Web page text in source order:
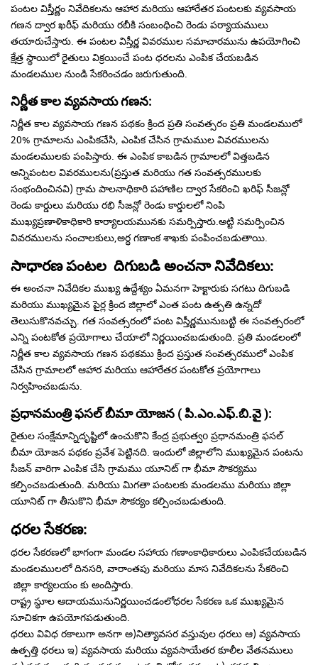
పంటల విస్తీర్ణం నివేదికలను ఆహార మరియు ఆహారేతర పంటలకు వ్యవసాయ
గణన ద్వార ఖరీఫ్ మరియు రబీకి సంబంధించి రెండు పర్యాయములు
తయారుచేస్తారు. ఈ పంటల విస్తీర్ణ వివరముల సమాచారమును ఉపయోగించి
క్షేత్ర స్థాయిలో రైతులు విక్రయించే పంట ధరలను ఎంపిక చేయబడిన
మండలముల నుండి సేకరించడం జరుగుతుంది.
నిర్ణీత కాల వ్యవసాయ గణన:
నిర్ణీత కాల వ్యవసాయ గణన పథకం క్రింద ప్రతి సంవత్సరం ప్రతి మండలములో
20% గ్రామాలను ఎంపికచేసి, ఎంపిక చేసిన గ్రామముల వివరములను
మండలములకు పంపిస్తారు. ఈ ఎంపిక కాబడిన గ్రామాలలో విత్తబడిన
అన్నిపంటల వివరములను(ప్రస్తుత మరియు గత సంవత్సరములకు
సంభందించినవి) గ్రామ పాలనాధికారి పహాణిల ద్వార సేకరించి ఖరిఫ్ సీజన్లో
రెండు కార్డులు మరియు రభి సీజన్లో రెండు కార్డులలో నింపి
ముఖ్యప్రణాళికాధికారి కార్యాలయమునకు సమర్పిస్తారు.అట్టి సమర్పించిన
వివరములను సంచాలకులు,అర్ధ గణాంక శాఖకు పంపించబడుతాయి.
సాధారణ పంటల దిగుబడి అంచనా నివేదికలు:
ఈ అంచనా నివేదికల ముఖ్య ఉద్దేశ్యం ఏమనగా హెక్టారుకు సగటు దిగుబడి
మరియు ముఖ్యమైన పైర్ల క్రింద జిల్లాలో ఎంత పంట ఉత్పతి ఉన్నదో
తెలుసుకొనవచ్చు. గత సంవత్సరంలో పంట విస్తీర్ణమునుబట్టి ఈ సంవత్సరంలో
ఎన్ని పంటకోత ప్రయోగాలు చేయాలో నిర్ణయించబడుతుంది. ప్రతి మండలంలో
నిర్ణీత కాల వ్యవసాయ గణన పథకము క్రింద ప్రస్తుత సంవత్సరములో ఎంపిక
చేసిన గ్రామాలలో ఆహార మరియు ఆహారేతర పంటకోత ప్రయోగాలు
నిర్వహించబడును.
ప్రధానమంత్రి ఫసల్ బీమా యోజన ( పి.ఎం.ఎఫ్.బి.వై ):
రైతుల సంక్షేమాన్నిదృష్టిలో ఉంచుకొని కేంద్ర ప్రభుత్వo ప్రధానమంత్రి ఫసల్
బీమా యోజన పథకం ప్రవేశ పెట్టినది. ఇందులో జిల్లాలోని ముఖ్యమైన పంటను
సీజన్ వారిగా ఎంపిక చేసి గ్రామము యూనిట్ గా భీమా సౌకర్యము
కల్పించబడుతుంది. మరియు మిగతా పంటలకు మండలము మరియు జిల్లా
యూనిట్ గా తీసుకొని భీమా సౌకర్యం కల్పించబడుతుంది.
ధరల సేకరణ:
ధరల సేకరణలో భాగంగా మండల సహాయ గణాంకాధికారులు ఎంపికచేయబడిన
మండలములలో దినసరి, వారాంతపు మరియు మాస నివేదికలను సేకరించి
జిల్లా కార్యలయం కు అందిస్తారు.
రాష్ట్ర స్థూల ఆదాయమునునిర్ణయించడంలోధరల సేకరణ ఒక ముఖ్యమైన
సూచికగా ఉపయోగపడుతుంది.
ధరలు వివిధ రకాలుగా అనగా అ)నిత్యావసర వస్తువుల ధరలు ఆ) వ్యవసాయ
ఉత్పత్తి ధరలు ఇ) వ్యవసాయ మరియు వ్యవసాయేతర కూలీల వేతనములు